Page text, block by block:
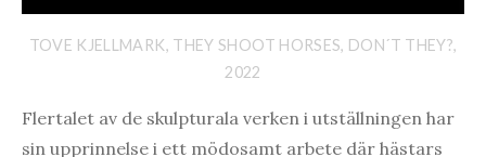
TOVE KJELLMARK, THEY SHOOT HORSES, DON´T THEY?,
2022
Flertalet av de skulpturala verken i utställningen har
sin upprinnelse i ett mödosamt arbete där hästars